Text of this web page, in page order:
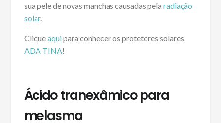
sua pele de novas manchas causadas pela radiação
solar.
Cliqueaquipara conhecer os protetores solares
ADA TINA!
Ácido tranexâmico para
melasma